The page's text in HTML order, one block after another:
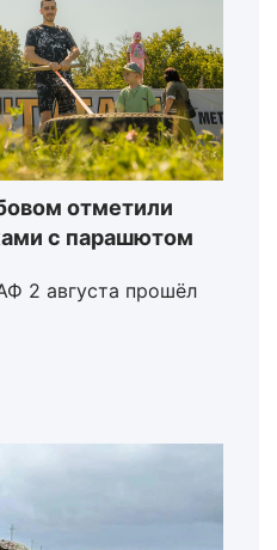
отметили
с парашютом
2 августа прошёл